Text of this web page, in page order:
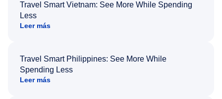
Travel Smart Vietnam: See More While Spending
Less
Leer más
Travel Smart Philippines: See More While
Spending Less
Leer más